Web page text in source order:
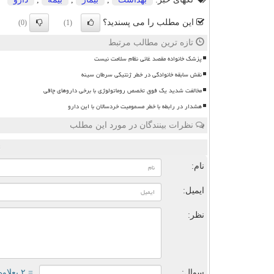
این مطلب را می پسندید؟ (1)
(0)
تازه ترین مطالب مرتبط
پزشک خانواده مقصد غائی نظام سلامت نیست
نقش سابقه خانوادگی در خطر ژنتیکی سرطان سینه
مخالفت شدید یک فوق تخصص روماتولوژی با برخی داروهای چاقی
هشدار در رابطه با خطر مسمومیت خردسالان با این دارو
نظرات بینندگان در مورد این مطلب
نام:
ایمیل:
نظر: